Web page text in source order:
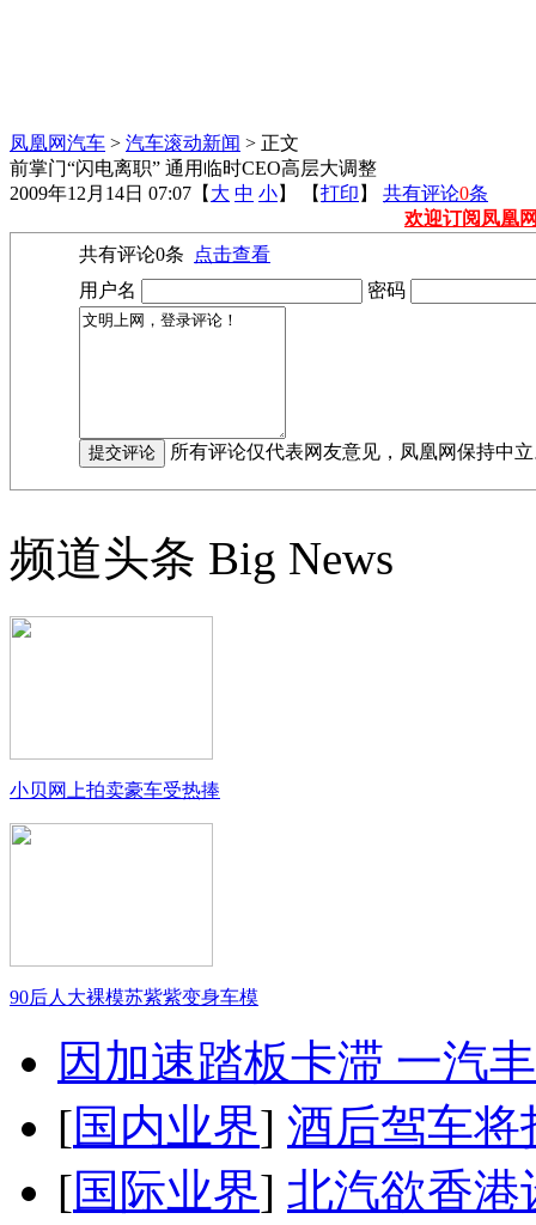
凤凰网汽车 > 汽车滚动新闻 > 正文
前掌门“闪电离职” 通用临时CEO高层大调整
2009年12月14日 07:07 【 大 中 小】 【打印 】 共有评论0条
欢迎订阅凤凰
共有评论0条
点击查看
用户名
密码
所有评论仅代表网友意见，凤凰网保持中
频道头条 Big News
小贝网上拍卖豪车受热捧
90后人大裸模苏紫紫变身车模
因加速踏板卡滞 一汽
[国内业界] 酒后驾车将
[国际业界] 北汽欲香港